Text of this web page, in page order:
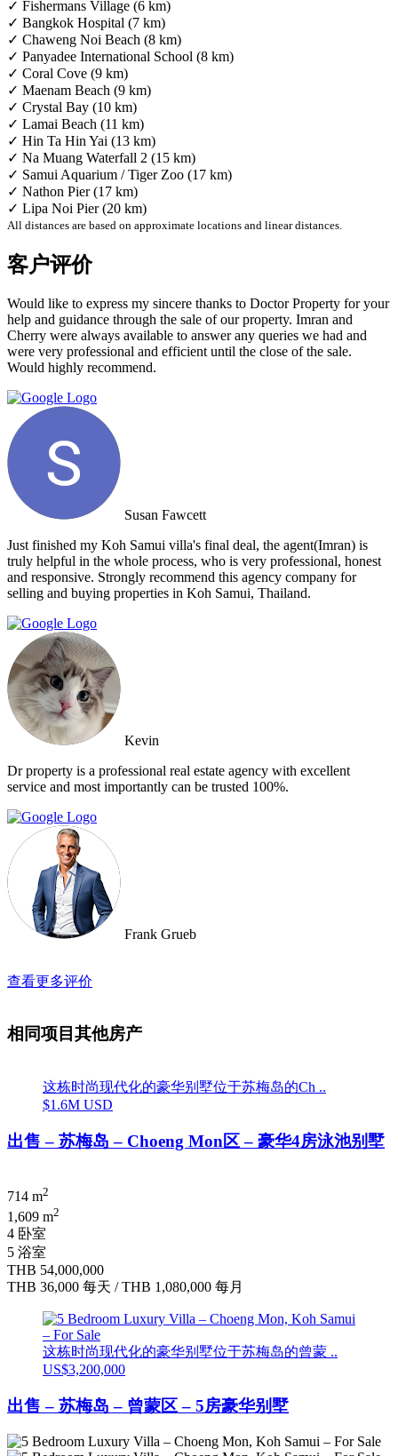
✓ Fishermans Village (6 km)
✓ Bangkok Hospital (7 km)
✓ Chaweng Noi Beach (8 km)
✓ Panyadee International School (8 km)
✓ Coral Cove (9 km)
✓ Maenam Beach (9 km)
✓ Crystal Bay (10 km)
✓ Lamai Beach (11 km)
✓ Hin Ta Hin Yai (13 km)
✓ Na Muang Waterfall 2 (15 km)
✓ Samui Aquarium / Tiger Zoo (17 km)
✓ Nathon Pier (17 km)
✓ Lipa Noi Pier (20 km)
All distances are based on approximate locations and linear distances.
客户评价
Would like to express my sincere thanks to Doctor Property for your
help and guidance through the sale of our property. Imran and
Cherry were always available to answer any queries we had and
were very professional and efficient until the close of the sale.
Would highly recommend.
Susan Fawcett
Just finished my Koh Samui villa's final deal, the agent(Imran) is
truly helpful in the whole process, who is very professional, honest
and responsive. Strongly recommend this agency company for
selling and buying properties in Koh Samui, Thailand.
Kevin
Dr property is a professional real estate agency with excellent
service and most importantly can be trusted 100%.
Frank Grueb
查看更多评价
相同项目其他房产
这栋时尚现代化的豪华别墅位于苏梅岛的Ch ..
$1.6M USD
出售 – 苏梅岛 – Choeng Mon区 – 豪华4房泳池别墅
714 m2
1,609 m2
4 卧室
5 浴室
THB 54,000,000
THB 36,000 每天 /THB 1,080,000 每月
这栋时尚现代化的豪华别墅位于苏梅岛的曾蒙 ..
US$3,200,000
出售 – 苏梅岛 – 曾蒙区 – 5房豪华别墅